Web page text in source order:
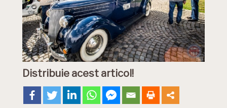
Distribuie acest articol!